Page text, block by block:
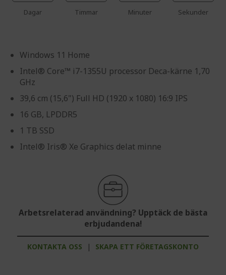
Dagar Timmar Minuter Sekunder
Windows 11 Home
Intel® Core™ i7-1355U processor Deca-kärne 1,70
GHz
39,6 cm (15,6") Full HD (1920 x 1080) 16:9 IPS
16 GB, LPDDR5
1 TB SSD
Intel® Iris® Xe Graphics delat minne
Arbetsrelaterad användning? Upptäck de bästa
erbjudandena!
KONTAKTA OSS | SKAPA ETT FÖRETAGSKONTO